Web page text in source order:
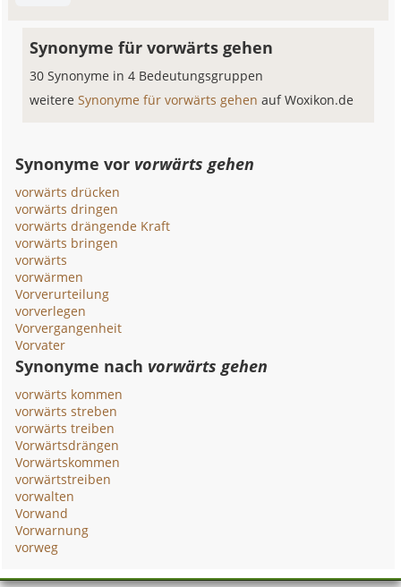
Synonyme für vorwärts gehen
30 Synonyme in 4 Bedeutungsgruppen
weitereSynonyme für vorwärts gehenauf Woxikon.de
Synonyme vor vorwärts gehen
vorwärts drücken
vorwärts dringen
vorwärts drängende Kraft
vorwärts bringen
vorwärts
vorwärmen
Vorverurteilung
vorverlegen
Vorvergangenheit
Vorvater
Synonyme nach vorwärts gehen
vorwärts kommen
vorwärts streben
vorwärts treiben
Vorwärtsdrängen
Vorwärtskommen
vorwärtstreiben
vorwalten
Vorwand
Vorwarnung
vorweg